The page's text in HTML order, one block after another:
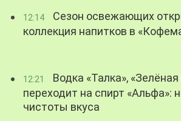
12:14
Сезон освежающих
коллекция напитков в
12:21
Водка «Талка»,
переходит на спирт «Альфа»:
чистоты вкуса